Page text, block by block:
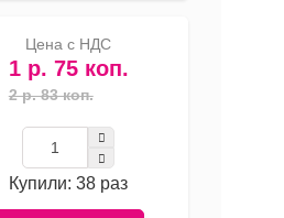
Цена с НДС
1 р. 75 коп.
2 р. 83 коп.
Купили: 38 раз